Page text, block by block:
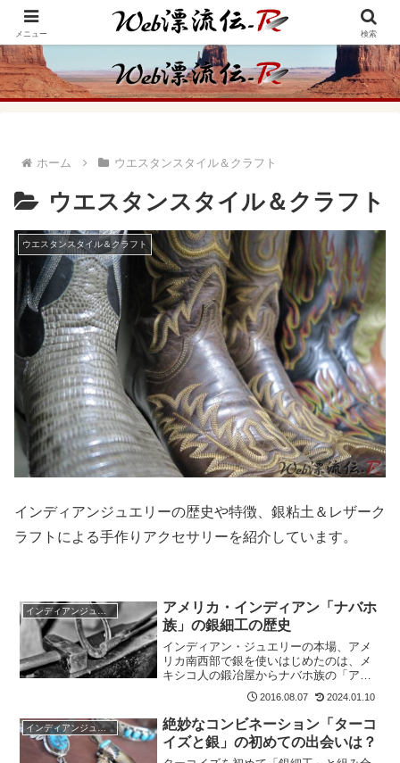
アメリカ・インディアンの思想・生き方からの学びをメインに、趣味や経験則
からの情報を発信
ホーム ウエスタンスタイル＆クラフト
ウエスタンスタイル＆クラフト
ウエスタンスタイル＆クラフト
インディアンジュエリーの歴史や特徴、銀粘土＆レザーク
ラフトによる手作りアクセサリーを紹介しています。
インディアンジュエリー（シルバー＆ターコイズ）
アメリカ・インディアン「ナバホ
族」の銀細工の歴史
インディアン・ジュエリーの本場、アメ
リカ南西部で銀を使いはじめたのは、メ
キシコ人の鍛冶屋からナバホ族の「アツ
ィディ・サニ」という男性が手ほどきを
受けた「1853年ごろ」からだと言われて
います。
2016.08.07 2024.01.10
インディアンジュエリー（シルバー＆ターコイズ）
絶妙なコンビネーション「ターコ
イズと銀」の初めての出会いは？
メニュー 検索